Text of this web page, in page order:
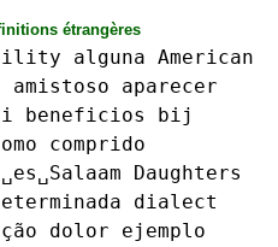
étrangères
alguna American
amistoso
aparecer
beneficios
bij
comprido
Daughters
dialect
dolor
ejemplo